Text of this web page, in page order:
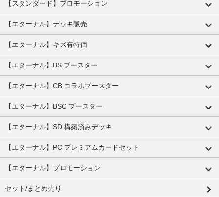
【スタンダード】プロモーション
【エターナル】デッキ販売
【エターナル】キズ有特価
【エターナル】BS ブースター
【エターナル】CB コラボブースター
【エターナル】BSC ブースター
【エターナル】SD 構築済みデッキ
【エターナル】PC プレミアムカードセット
【エターナル】プロモーション
セット/まとめ売り